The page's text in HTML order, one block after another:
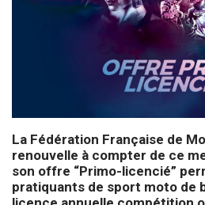
La Fédération Française de
renouvelle à compter de ce
son offre “Primo-licencié”
pratiquants de sport moto de